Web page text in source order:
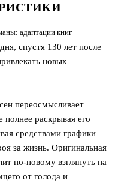
адаптации книг
спустя 130 лет после
новых
переосмысливает
раскрывая его
средствами графики
за жизнь. Оригинальная
по-новому взглянуть на
от голода и